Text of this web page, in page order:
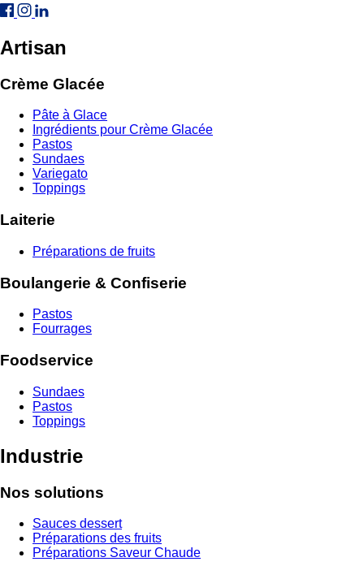
Artisan
Crème Glacée
Pâte à Glace
Ingrédients pour Crème Glacée
Pastos
Sundaes
Variegato
Toppings
Laiterie
Préparations de fruits
Boulangerie & Confiserie
Pastos
Fourrages
Foodservice
Sundaes
Pastos
Toppings
Industrie
Nos solutions
Sauces dessert
Préparations des fruits
Préparations Saveur Chaude